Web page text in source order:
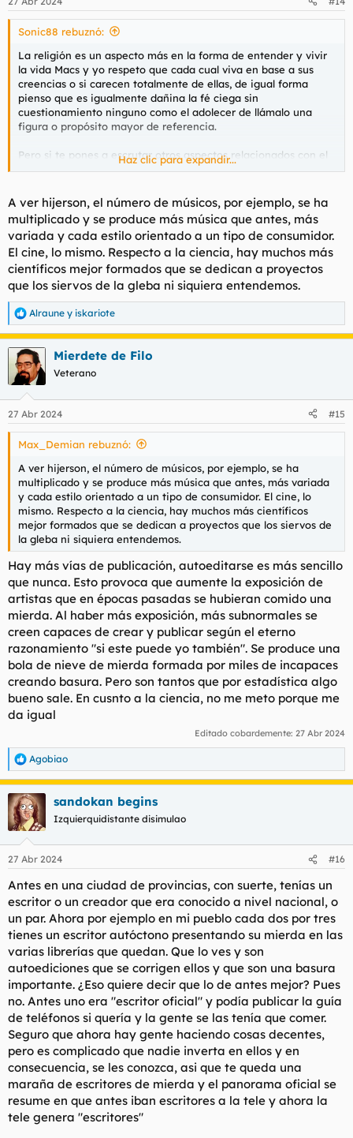
e
s
Sonic88 rebuznó:
La religión es un aspecto más en la forma de entender y vivir
la vida Macs y yo respeto que cada cual viva en base a sus
creencias o si carecen totalmente de ellas, de igual forma
pienso que es igualmente dañina la fé ciega sin
cuestionamiento ninguno como el adolecer de llámalo una
figura o propósito mayor de referencia.
Pero si te pones a escrutar otros aspectos relacionados con el
ocio, los quehaceres, los estudios no hay realmente figuras de
películas que ves solo un par de ellas valen la pena, piezas
musicales que destaquen por su excelencia apenas oirás,
inventos que faciliten la vida pero sin caer en el exceso de
confort y hacer vago al individuo tampoco. A veces pienso que
como todo, a más pasa el tiempo todo está más trillado y como
que es más difícil sacar algo novedoso, revolucionario, digno
de maravillarse.
Haz clic para expandir...
A ver hijerson, el número de músicos, por ejemplo, se ha
multiplicado y se produce más música que antes, más
variada y cada estilo orientado a un tipo de consumidor.
El cine, lo mismo. Respecto a la ciencia, hay muchos más
científicos mejor formados que se dedican a proyectos
que los siervos de la gleba ni siquiera entendemos.
R
e
a
c
c
i
e
s
Alraune y iskariote
Mierdete de Filo
Veterano
27 Abr 2024 #15
Max_Demian rebuznó:
A ver hijerson, el número de músicos, por ejemplo, se ha
multiplicado y se produce más música que antes, más variada
y cada estilo orientado a un tipo de consumidor. El cine, lo
mismo. Respecto a la ciencia, hay muchos más científicos
mejor formados que se dedican a proyectos que los siervos de
la gleba ni siquiera entendemos.
Hay más vías de publicación, autoeditarse es más sencillo
que nunca. Esto provoca que aumente la exposición de
artistas que en épocas pasadas se hubieran comido una
mierda. Al haber más exposición, más subnormales se
creen capaces de crear y publicar según el eterno
razonamiento "si este puede yo también". Se produce una
bola de nieve de mierda formada por miles de incapaces
creando basura. Pero son tantos que por estadística algo
bueno sale. En cusnto a la ciencia, no me meto porque me
da igual
Editado cobardemente: 27 Abr 2024
R
e
a
c
c
i
e
:
Agobiao
sandokan begins
Izquierquidistante disimulao
27 Abr 2024 #16
Antes en una ciudad de provincias, con suerte, tenías un
escritor o un creador que era conocido a nivel nacional, o
un par. Ahora por ejemplo en mi pueblo cada dos por tres
tienes un escritor autóctono presentando su mierda en las
varias librerías que quedan. Que lo ves y son
autoediciones que se corrigen ellos y que son una basura
importante. ¿Eso quiere decir que lo de antes mejor? Pues
no. Antes uno era "escritor oficial" y podía publicar la guía
de teléfonos si quería y la gente se las tenía que comer.
Seguro que ahora hay gente haciendo cosas decentes,
pero es complicado que nadie inverta en ellos y en
consecuencia, se les conozca, asi que te queda una
maraña de escritores de mierda y el panorama oficial se
resume en que antes iban escritores a la tele y ahora la
tele genera "escritores"